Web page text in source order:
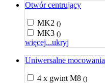
Otwór centrujący
MK2 ()
MK3 ()
więcej...ukryj
Uniwersalne mocowania
4 x gwint M8 ()